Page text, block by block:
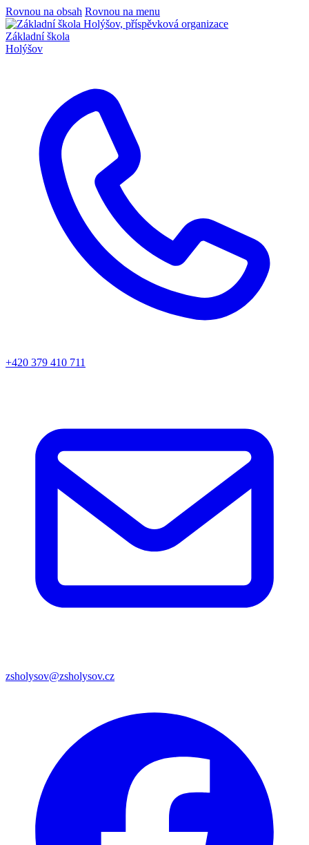
Rovnou na obsah Rovnou na menu
Základní škola
Holýšov
+420 379 410 711
zsholysov@zsholysov.cz